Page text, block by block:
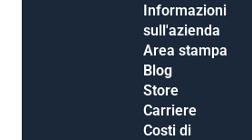
Informazioni
sull'azienda
Area stampa
Blog
Store
Carriere
Costi di